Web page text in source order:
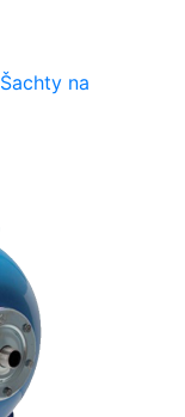
Šachty na